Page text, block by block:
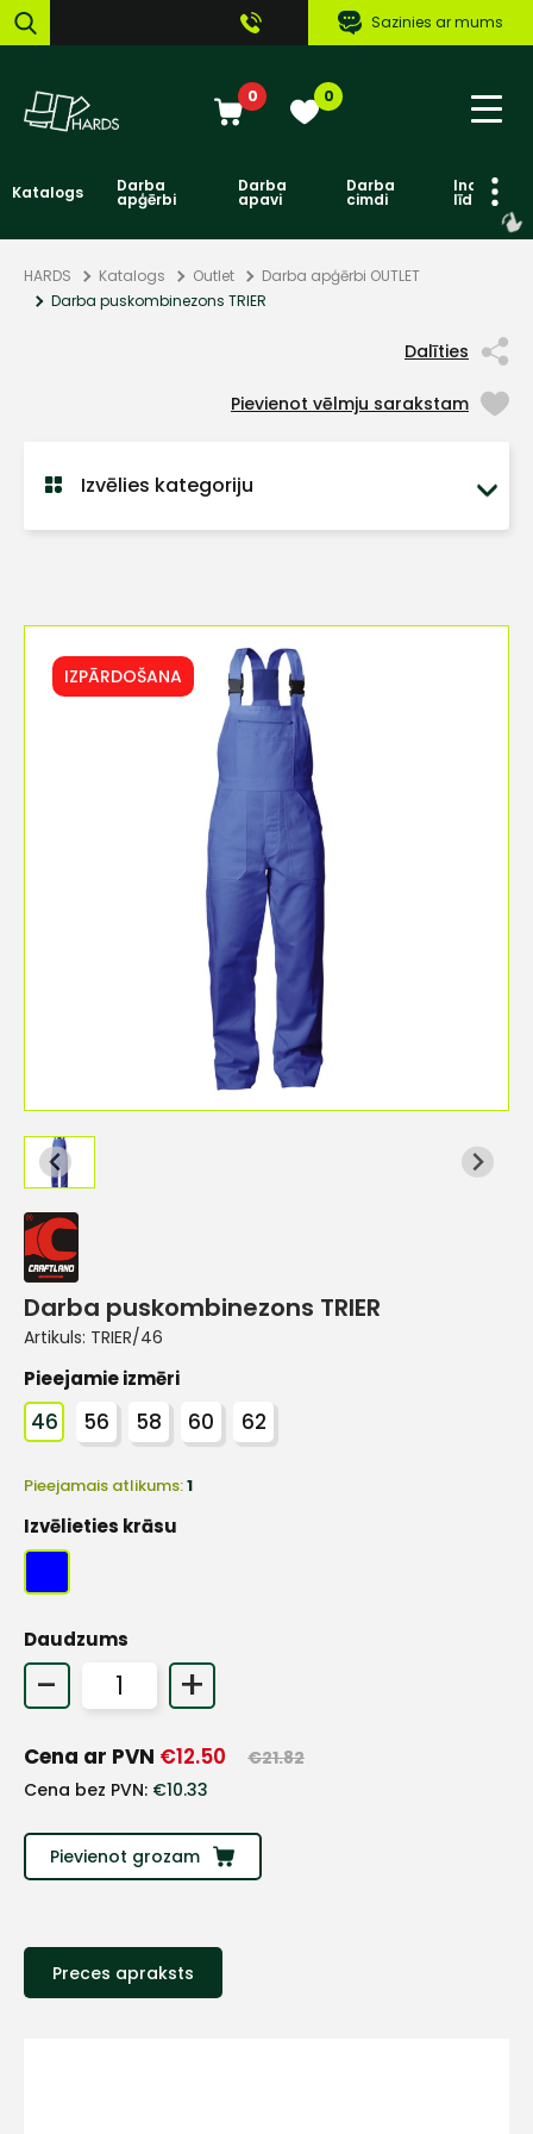
Sazinies ar mums
0 0
Katalogs Darba
apģērbi
Darba
apavi
Darba
cimdi līdzekļi
HARDS Katalogs Outlet
Darba apģērbi OUTLET
Darba puskombinezons TRIER
Dalīties
Pievienot vēlmju sarakstam
Izvēlies kategoriju
IZPĀRDOŠANA
Darba puskombinezons TRIER
Artikuls: TRIER/46
Pieejamie izmēri
46 56 58 60 62
Pieejamais atlikums:1
Izvēlieties krāsu
Daudzums
- +
Cena ar PVN €12.50 €21.82
Cena bez PVN: €10.33
Pievienot grozam
Preces apraksts
Sazinies
+